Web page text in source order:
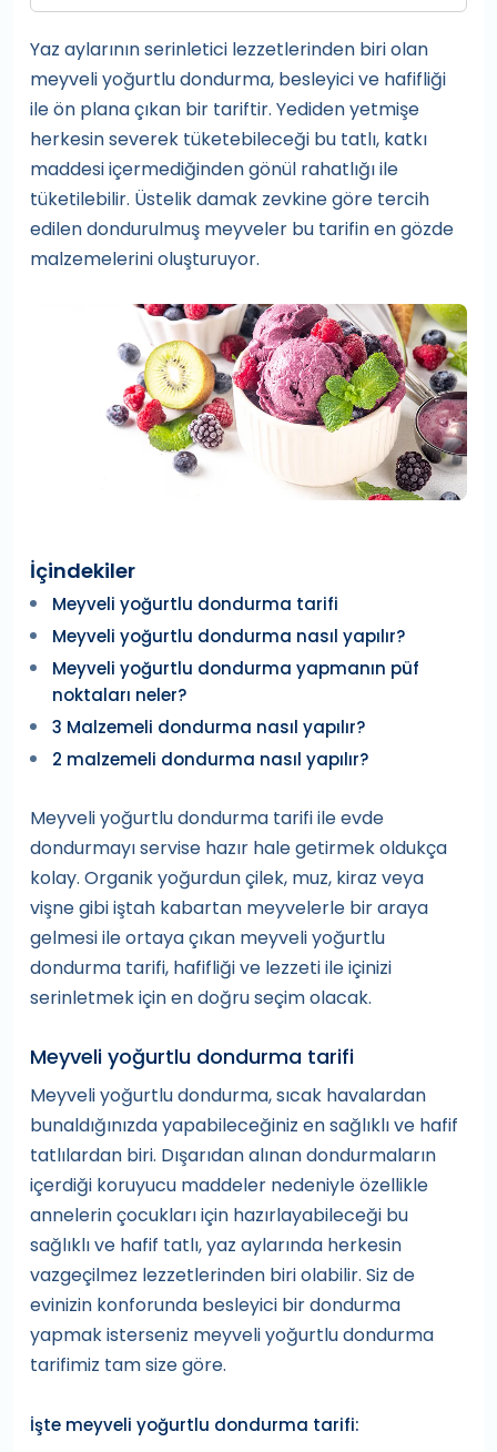
Yaz aylarının serinletici lezzetlerinden biri olan
meyveli yoğurtlu dondurma, besleyici ve hafifliği
ile ön plana çıkan bir tariftir. Yediden yetmişe
herkesin severek tüketebileceği bu tatlı, katkı
maddesi içermediğinden gönül rahatlığı ile
tüketilebilir. Üstelik damak zevkine göre tercih
edilen dondurulmuş meyveler bu tarifin en gözde
malzemelerini oluşturuyor.
İçindekiler
Meyveli yoğurtlu dondurma tarifi
Meyveli yoğurtlu dondurma nasıl yapılır?
Meyveli yoğurtlu dondurma yapmanın püf
noktaları neler?
3 Malzemeli dondurma nasıl yapılır?
2 malzemeli dondurma nasıl yapılır?
Meyveli yoğurtlu dondurma tarifi ile evde
dondurmayı servise hazır hale getirmek oldukça
kolay. Organik yoğurdun çilek, muz, kiraz veya
vişne gibi iştah kabartan meyvelerle bir araya
gelmesi ile ortaya çıkan meyveli yoğurtlu
dondurma tarifi, hafifliği ve lezzeti ile içinizi
serinletmek için en doğru seçim olacak.
Meyveli yoğurtlu dondurma tarifi
Meyveli yoğurtlu dondurma, sıcak havalardan
bunaldığınızda yapabileceğiniz en sağlıklı ve hafif
tatlılardan biri. Dışarıdan alınan dondurmaların
içerdiği koruyucu maddeler nedeniyle özellikle
annelerin çocukları için hazırlayabileceği bu
sağlıklı ve hafif tatlı, yaz aylarında herkesin
vazgeçilmez lezzetlerinden biri olabilir. Siz de
evinizin konforunda besleyici bir dondurma
yapmak isterseniz meyveli yoğurtlu dondurma
tarifimiz tam size göre.
İşte meyveli yoğurtlu dondurma tarifi: